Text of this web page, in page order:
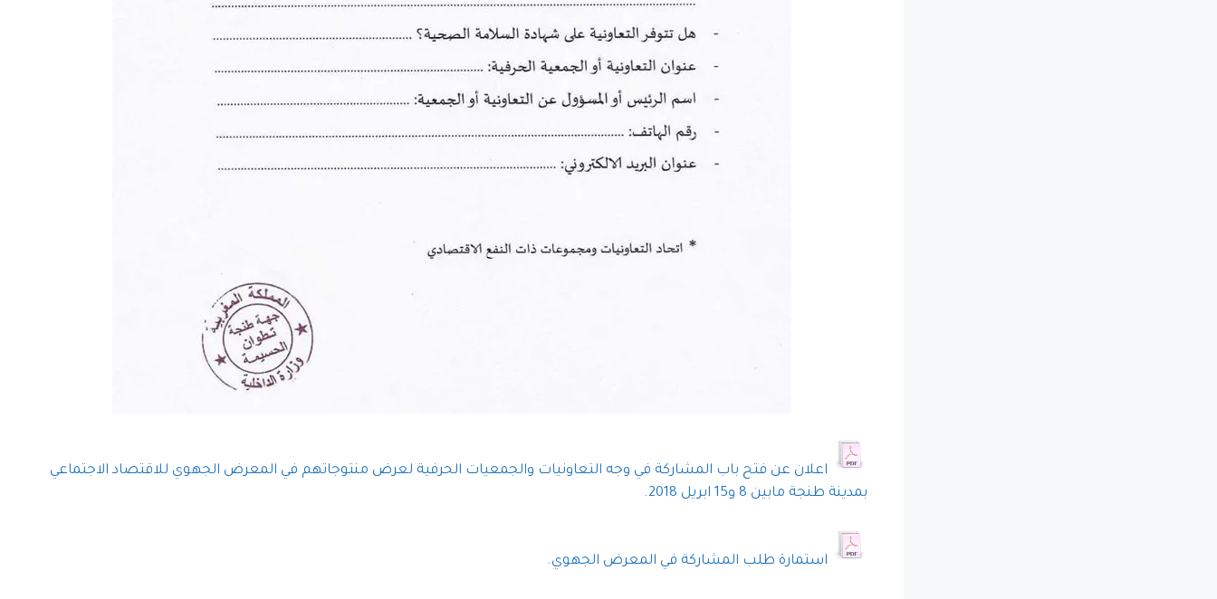
اعلان عن فتح باب المشاركة في وجه التعاونيات والجمعيات الحرفية لعرض منتوجاتهم في المعرض الجهوي للاقتصاد الاجتماعي
بمدينة طنجة مابين 8 و15 ابريل 2018.
استمارة طلب المشاركة في المعرض الجهوي.